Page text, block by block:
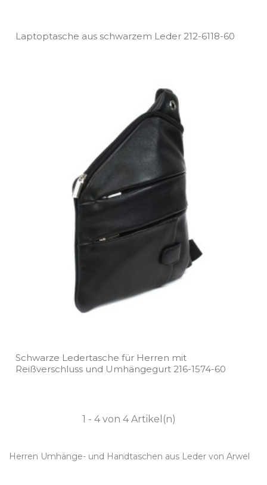
Laptoptasche aus schwarzem Leder 212­-6118­-60
Schwarze Ledertasche für Herren mit
Reißverschluss und Umhängegurt 216­-1574­-60
1 - 4 von 4 Artikel(n)
Herren Umhänge- und Handtaschen aus Leder von Arwel